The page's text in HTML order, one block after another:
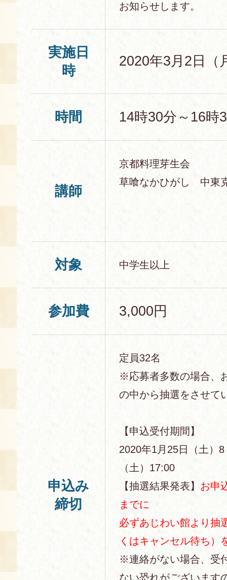
お知らせします。
実施日
時
2020年3月2日（
時間 14時30分～16時
講師
京都料理芽生会
草喰なかひがし 中東
対象 中学生以上
参加費 3,000円
申込み
締切
定員32名
※応募者多数の場合、
の中から抽選をさせて
【申込受付期間】
2020年1月25日（土）
（土）17:00
【抽選結果発表】 お申
までに
必ずあじわい館より抽
くはキャンセル待ち）
※連絡がない場合、受
ない恐れがございます